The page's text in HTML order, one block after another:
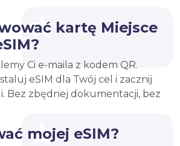
kartę Miejsce
Ci e-maila z kodem QR.
eSIM dla Twój cel i zacznij
Bez zbędnej dokumentacji, bez
mojej eSIM?